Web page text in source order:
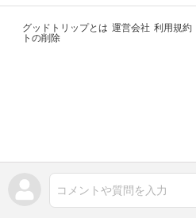
コメントや質問を入力
グッドトリップとは 運営会社 利用規約
トの削除